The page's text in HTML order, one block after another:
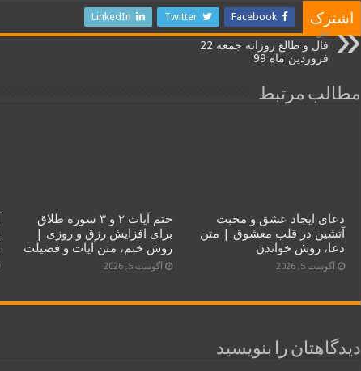
اشترک Facebook
Twitter
LinkedIn
قبل
فال و طالع روزانه جمعه 22
فروردین ماه 99
مطالب مرتبط
دعای ایجاد عشق و محبت
آتشین در قلب معشوق | متن
دعا، روش خواندن
آگوست 5, 2026
ختم آیات ۲ و ۳ سوره طلاق
برای افزایش رزق و روزی |
روش ختم، متن آیات و فضیلت
آگوست 5, 2026
دیدگاهتان را بنویسید